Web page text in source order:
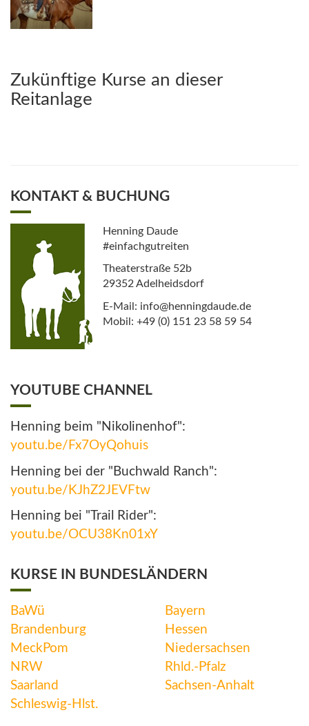
Zukünftige Kurse an dieser
Reitanlage
KONTAKT & BUCHUNG
Henning Daude
#einfachgutreiten
Theaterstraße 52b
29352 Adelheidsdorf
E-Mail: info@henningdaude.de
Mobil: +49 (0) 151 23 58 59 54
YOUTUBE CHANNEL
Henning beim "Nikolinenhof":
youtu.be/Fx7OyQohuis
Henning bei der "Buchwald Ranch":
youtu.be/KJhZ2JEVFtw
Henning bei "Trail Rider":
youtu.be/OCU38Kn01xY
KURSE IN BUNDESLÄNDERN
BaWü
Bayern
Brandenburg
Hessen
MeckPom
Niedersachsen
NRW
Rhld.-Pfalz
Saarland
Sachsen-Anhalt
Schleswig-Hlst.